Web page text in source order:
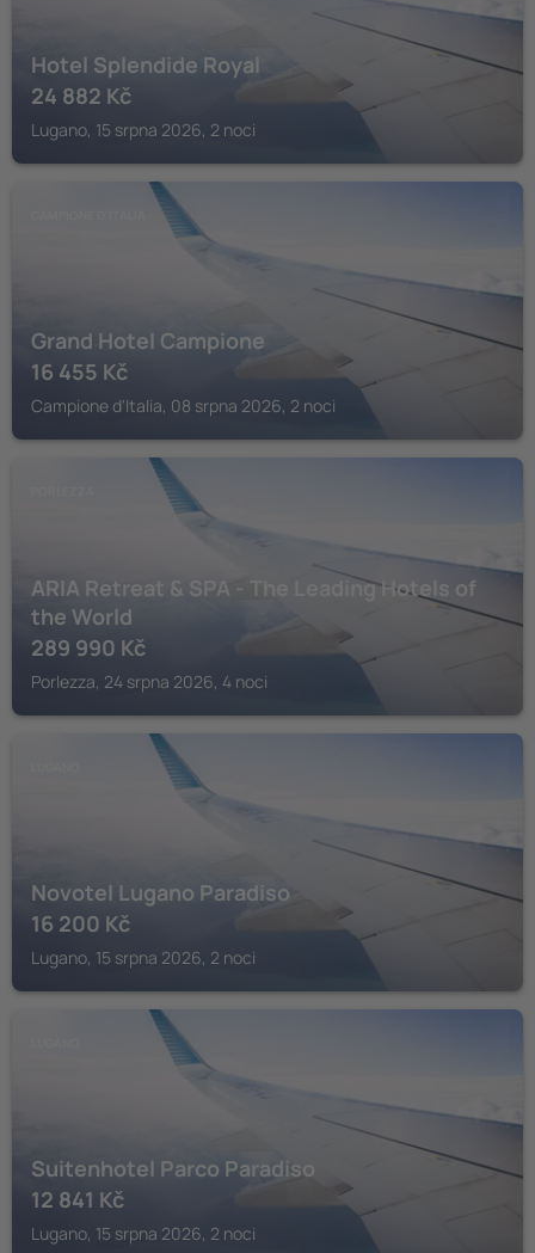
Hotel Splendide Royal
24 882 Kč
Lugano, 15 srpna 2026, 2 noci
Grand Hotel Campione
16 455 Kč
Campione d'Italia, 08 srpna 2026, 2 noci
ARIA Retreat & SPA - The Leading Hotels of
the World
289 990 Kč
Porlezza, 24 srpna 2026, 4 noci
Novotel Lugano Paradiso
16 200 Kč
Lugano, 15 srpna 2026, 2 noci
Suitenhotel Parco Paradiso
12 841 Kč
Lugano, 15 srpna 2026, 2 noci